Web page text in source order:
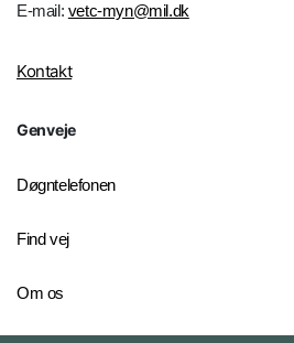
E-mail: vetc-myn@mil.dk
Kontakt
Genveje
Døgntelefonen
Find vej
Om os